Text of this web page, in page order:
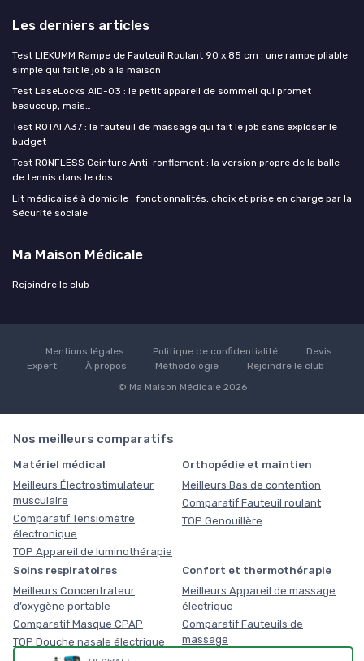
Les derniers articles
Test LIEKUMM Rampe de Fauteuil Roulant 90 x 85 cm : une rampe pliable
simple qui fait le job à la maison
Test LaseLocks AID-03 : le petit appareil de sommeil qui promet
beaucoup, mais…
Test ROTAI A37 : le fauteuil de massage qui fait le job sans exploser le
budget
Test RONFLESS Ceinture Anti-ronflement : la version propre de la balle
de tennis dans le dos
Lit médicalisé à domicile : fonctionnalités, choix et prise en charge par la
Sécurité sociale
Ma Maison Médicale
Rejoindre le club
Mentions légales Politique de confidentialité
Devis
Expert
À propos Méthodologie
Rejoindre le club
© Ma Maison Médicale 2026
Nos meilleurs comparatifs
Matériel médical
Meilleurs Électrostimulateur
musculaire
Comparatif Tensiomètre
électronique
TOP Appareil de luminothérapie
Orthopédie et maintien
Meilleurs Bas de contention
Comparatif Fauteuil roulant
TOP Genouillère
Soins respiratoires
Meilleurs Concentrateur
d’oxygène portable
Comparatif Masque CPAP
TOP Douche nasale électrique
Confort et thermothérapie
Meilleurs Appareil de massage
électrique
Comparatif Fauteuils de
massage